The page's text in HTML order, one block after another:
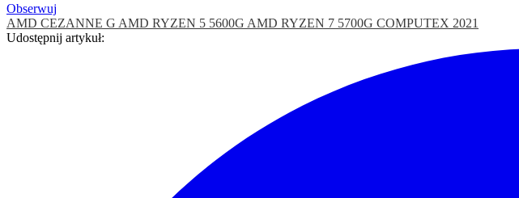
Obserwuj
AMD CEZANNE G AMD RYZEN 5 5600G AMD RYZEN 7 5700G COMPUTEX 2021
Udostępnij artykuł: